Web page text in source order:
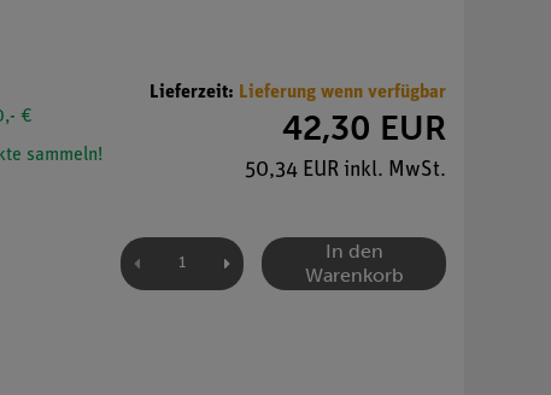
€
sammeln!
Lieferzeit: Lieferung wenn verfügbar
42,30 EUR
50,34 EUR inkl. MwSt.
In den
Warenkorb